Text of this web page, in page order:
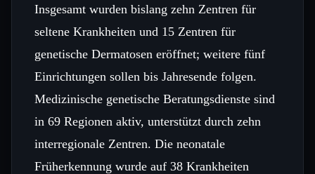
Insgesamt wurden bislang zehn Zentren für
seltene Krankheiten und 15 Zentren für
genetische Dermatosen eröffnet; weitere fünf
Einrichtungen sollen bis Jahresende folgen.
Medizinische genetische Beratungsdienste sind
in 69 Regionen aktiv, unterstützt durch zehn
interregionale Zentren. Die neonatale
Früherkennung wurde auf 38 Krankheiten